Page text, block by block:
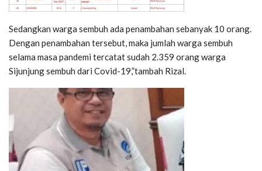
Sedangkan warga sembuh ada penambahan sebanyak 10 orang.
Dengan penambahan tersebut, maka jumlah warga sembuh
selama masa pandemi tercatat sudah 2.359 orang warga
Sijunjung sembuh dari Covid-19,”tambah Rizal.